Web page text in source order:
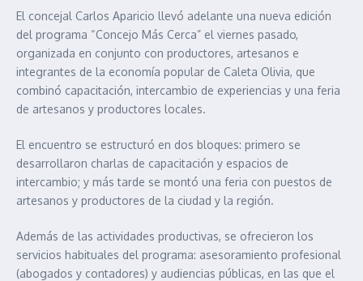
El concejal Carlos Aparicio llevó adelante una nueva edición
del programa “Concejo Más Cerca” el viernes pasado,
organizada en conjunto con productores, artesanos e
integrantes de la economía popular de Caleta Olivia, que
combinó capacitación, intercambio de experiencias y una feria
de artesanos y productores locales.
El encuentro se estructuró en dos bloques: primero se
desarrollaron charlas de capacitación y espacios de
intercambio; y más tarde se montó una feria con puestos de
artesanos y productores de la ciudad y la región.
Además de las actividades productivas, se ofrecieron los
servicios habituales del programa: asesoramiento profesional
(abogados y contadores) y audiencias públicas, en las que el